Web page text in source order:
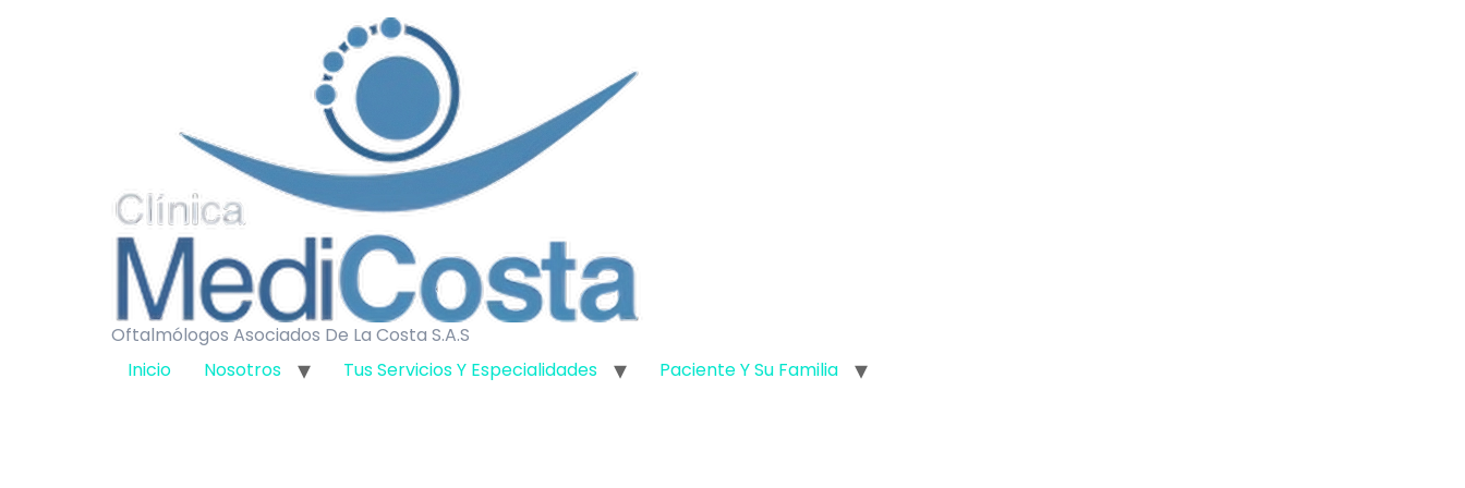
Oftalmólogos Asociados De La Costa S.A.S
Inicio
Nosotros Tus Servicios Y Especialidades Paciente Y Su Familia